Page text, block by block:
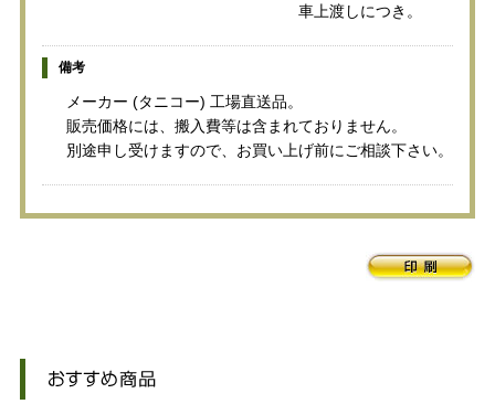
車上渡しにつき。
備考
メーカー (タニコー) 工場直送品。
販売価格には、搬入費等は含まれておりません。
別途申し受けますので、お買い上げ前にご相談下さい。